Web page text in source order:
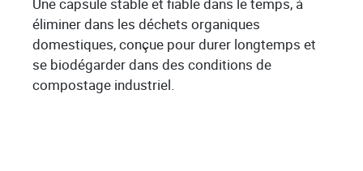
Une capsule stable et fiable dans le temps, à
éliminer dans les déchets organiques
domestiques, conçue pour durer longtemps et
se biodégarder dans des conditions de
compostage industriel.